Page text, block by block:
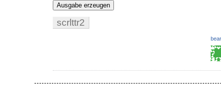
Ausgabe erzeugen
scrlttr2